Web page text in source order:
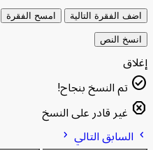
الفقرة التالية امسح الفقرة
النص
تم النسخ بنجاح!
غير قادر على النسخ
السابقالتالي chevron_forward